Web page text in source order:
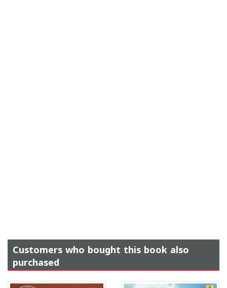
Customers who bought this book also
purchased